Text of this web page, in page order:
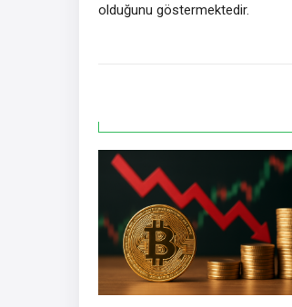
olduğunu göstermektedir.